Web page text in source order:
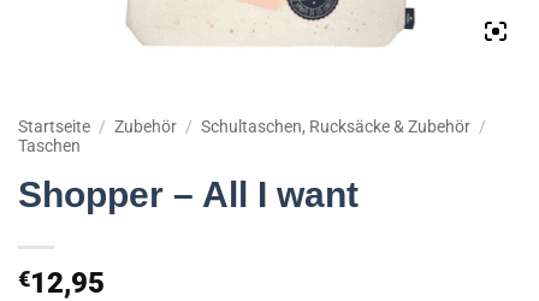
Startseite / Zubehör / Schultaschen, Rucksäcke & Zubehör /
Taschen
Shopper – All I want
€12,95